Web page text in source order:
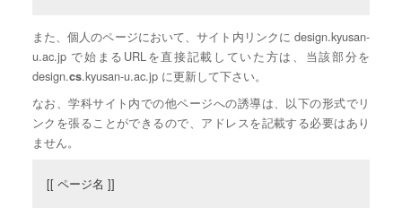
また、個人のページにおいて、サイト内リンクに design.kyusan-
u.ac.jp で始まるURLを直接記載していた方は、当該部分を
design.cs.kyusan-u.ac.jp に更新して下さい。
なお、学科サイト内での他ページへの誘導は、以下の形式でリ
ンクを張ることができるので、アドレスを記載する必要はあり
ません。
[[ ページ名 ]]